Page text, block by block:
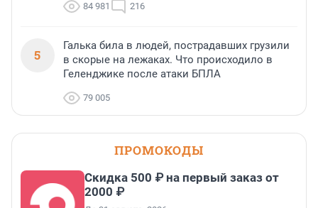
84 981 216
5
Галька била в людей, пострадавших грузили
в скорые на лежаках. Что происходило в
Геленджике после атаки БПЛА
79 005
ПРОМОКОДЫ
Скидка 500 ₽ на первый заказ от
2000 ₽